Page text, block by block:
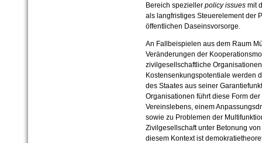
Bereich spezieller policy issuesmit
als langfristiges Steuerelement der
öffentlichen Daseinsvorsorge.
An Fallbeispielen aus dem Raum
Veränderungen der
zivilgesellschaftliche
Kostensenkungspotentiale werden
des Staates aus seiner
Organisationen führt diese Form
Vereinslebens, einem
sowie zu Problemen der
Zivilgesellschaft unter Betonung
diesem Kontext ist